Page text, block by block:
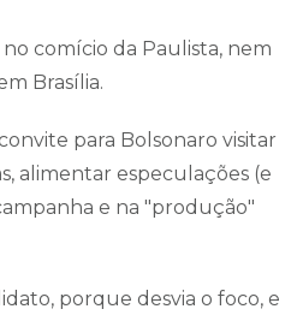
comício da Paulista, nem
Brasília.
para Bolsonaro visitar
alimentar especulações (e
e na "produção"
porque desvia o foco, e